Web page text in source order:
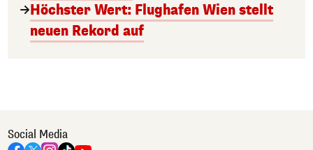
Höchster Wert: Flughafen Wien stellt
neuen Rekord auf
Social Media